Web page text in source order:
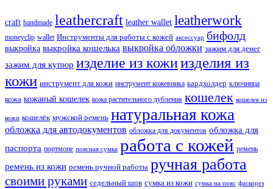
craft handmade leathercraft leather wallet leatherwork
moneyclip wallet Инструменты для работы с кожей аксессуар бифолд
выкройка выкройка кошелька выкройка обложки зажим для денег
зажим для купюр изделие из кожиизделия из
кожи инструмент для кожи инструмент кожевника кардхолдер ключница
кожа кожаный кошелек кожа растительного дубления кошелек кошелек из
кожи кошелёк мужской ремень натуральная кожа
обложка для автодокументов обложка для документов обложка для
паспорта портмоне поясная сумка работа с кожей ремень
ремень из кожи ремень ручной работы ручная работа
своими руками седельный шов сумка из кожи сумка на пояс фаскорез